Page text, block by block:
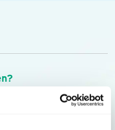
inspiratie, acties en tips
Vogelbescherming.